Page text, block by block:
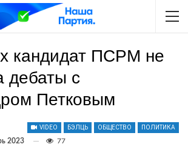
кандидат ПСРМ не
дебаты с
Петковым
VIDEO БЭЛЦЬ ОБЩЕСТВО ПОЛИТИКА
2023 77